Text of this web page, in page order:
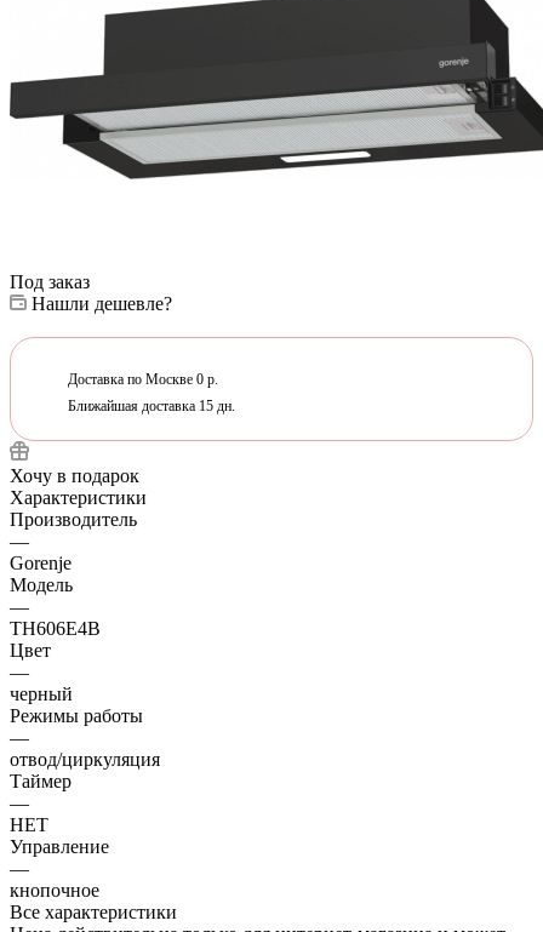
Под заказ
Нашли дешевле?
Доставка по Москве 0 р.
Ближайшая доставка 15 дн.
Хочу в подарок
Характеристики
Производитель
—
Gorenje
Модель
—
TH606E4B
Цвет
—
черный
Режимы работы
—
отвод/циркуляция
Таймер
—
НЕТ
Управление
—
кнопочное
Все характеристики